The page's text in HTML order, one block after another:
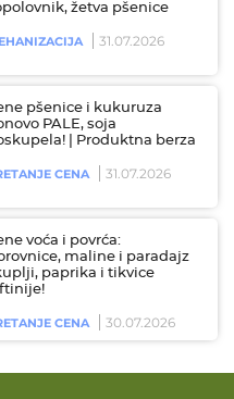
žetva pšenice
31.07.2026
pšenice i kukuruza
PALE, soja
| Produktna berza
CENA 31.07.2026
voća i povrća:
maline i paradajz
paprika i tikvice
CENA 30.07.2026